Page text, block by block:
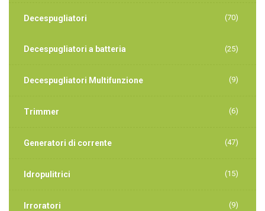
Decespugliatori (70)
Decespugliatori a batteria (25)
Decespugliatori Multifunzione (9)
Trimmer (6)
Generatori di corrente (47)
Idropulitrici (15)
Irroratori (9)